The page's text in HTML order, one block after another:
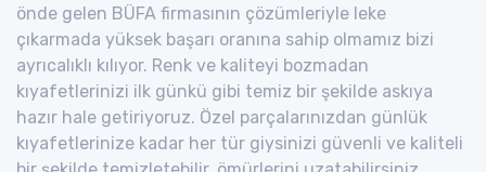
önde gelen BÜFA firmasının çözümleriyle leke
çıkarmada yüksek başarı oranına sahip olmamız bizi
ayrıcalıklı kılıyor. Renk ve kaliteyi bozmadan
kıyafetlerinizi ilk günkü gibi temiz bir şekilde askıya
hazır hale getiriyoruz. Özel parçalarınızdan günlük
kıyafetlerinize kadar her tür giysinizi güvenli ve kaliteli